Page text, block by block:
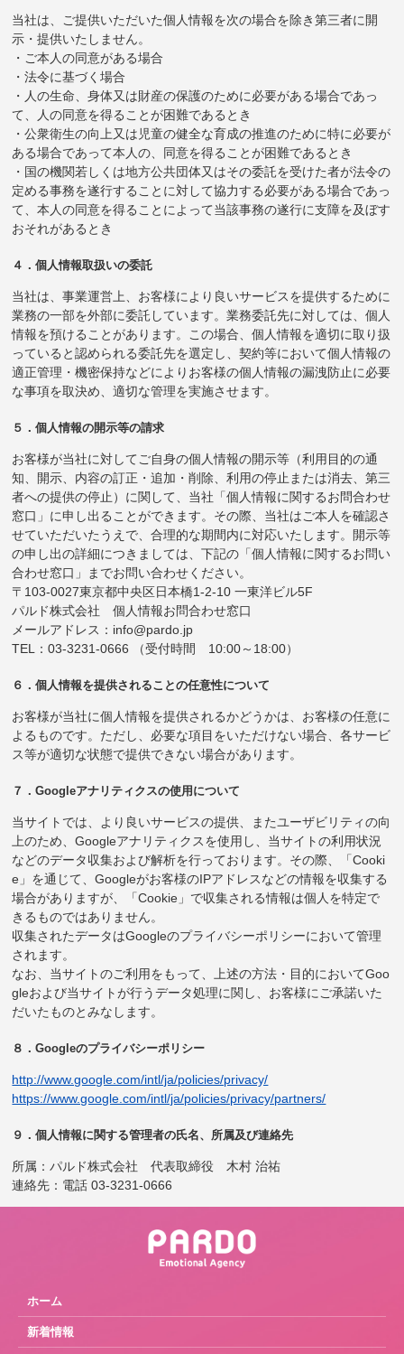
当社は、ご提供いただいた個人情報を次の場合を除き第三者に開
示・提供いたしません。
・ご本人の同意がある場合
・法令に基づく場合
・人の生命、身体又は財産の保護のために必要がある場合であっ
て、人の同意を得ることが困難であるとき
・公衆衛生の向上又は児童の健全な育成の推進のために特に必要が
ある場合であって本人の、同意を得ることが困難であるとき
・国の機関若しくは地方公共団体又はその委託を受けた者が法令の
定める事務を遂行することに対して協力する必要がある場合であっ
て、本人の同意を得ることによって当該事務の遂行に支障を及ぼす
おそれがあるとき
４．個人情報取扱いの委託
当社は、事業運営上、お客様により良いサービスを提供するために
業務の一部を外部に委託しています。業務委託先に対しては、個人
情報を預けることがあります。この場合、個人情報を適切に取り扱
っていると認められる委託先を選定し、契約等において個人情報の
適正管理・機密保持などによりお客様の個人情報の漏洩防止に必要
な事項を取決め、適切な管理を実施させます。
５．個人情報の開示等の請求
お客様が当社に対してご自身の個人情報の開示等（利用目的の通
知、開示、内容の訂正・追加・削除、利用の停止または消去、第三
者への提供の停止）に関して、当社「個人情報に関するお問合わせ
窓口」に申し出ることができます。その際、当社はご本人を確認さ
せていただいたうえで、合理的な期間内に対応いたします。開示等
の申し出の詳細につきましては、下記の「個人情報に関するお問い
合わせ窓口」までお問い合わせください。
〒103-0027東京都中央区日本橋1-2-10 一東洋ビル5F
パルド株式会社 個人情報お問合わせ窓口
メールアドレス：info@pardo.jp
TEL：03-3231-0666 （受付時間 10:00～18:00）
６．個人情報を提供されることの任意性について
お客様が当社に個人情報を提供されるかどうかは、お客様の任意に
よるものです。ただし、必要な項目をいただけない場合、各サービ
ス等が適切な状態で提供できない場合があります。
７．Googleアナリティクスの使用について
当サイトでは、より良いサービスの提供、またユーザビリティの向
上のため、Googleアナリティクスを使用し、当サイトの利用状況
などのデータ収集および解析を行っております。その際、「Cooki
e」を通じて、Googleがお客様のIPアドレスなどの情報を収集する
場合がありますが、「Cookie」で収集される情報は個人を特定で
きるものではありません。
収集されたデータはGoogleのプライバシーポリシーにおいて管理
されます。
なお、当サイトのご利用をもって、上述の方法・目的においてGoo
gleおよび当サイトが行うデータ処理に関し、お客様にご承諾いた
だいたものとみなします。
８．Googleのプライバシーポリシー
http://www.google.com/intl/ja/policies/privacy/
https://www.google.com/intl/ja/policies/privacy/partners/
９．個人情報に関する管理者の氏名、所属及び連絡先
所属：パルド株式会社 代表取締役 木村 治祐
連絡先：電話 03-3231-0666
ホーム
新着情報